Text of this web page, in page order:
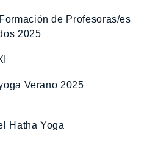
de Profesoras/es
2025
Verano 2025
Hatha Yoga